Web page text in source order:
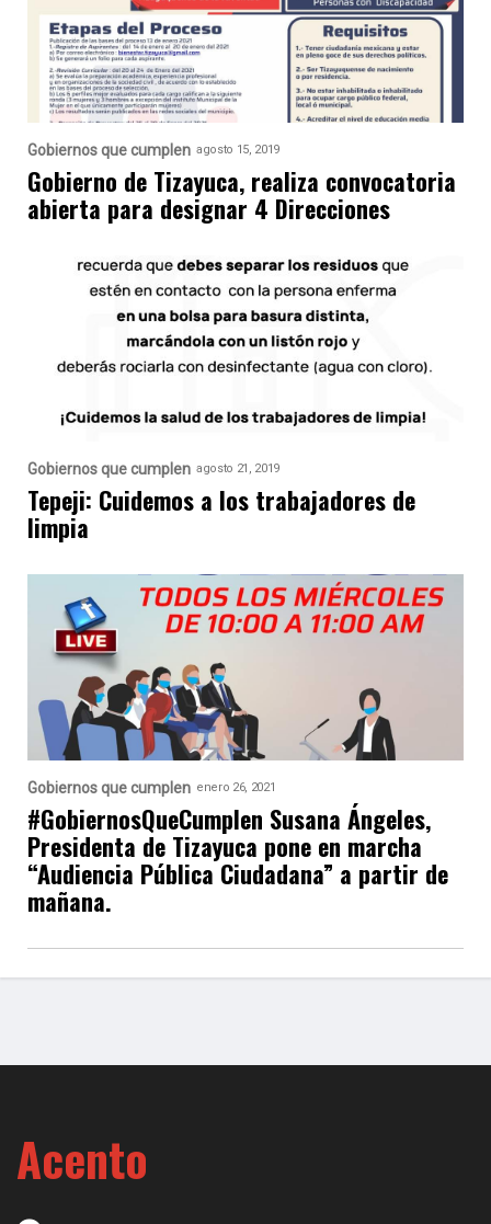
Gobiernos que cumplen agosto 15, 2019
Gobierno de Tizayuca, realiza convocatoria
abierta para designar 4 Direcciones
Gobiernos que cumplen agosto 21, 2019
Tepeji: Cuidemos a los trabajadores de
limpia
Gobiernos que cumplen enero 26, 2021
#GobiernosQueCumplen Susana Ángeles,
Presidenta de Tizayuca pone en marcha
“Audiencia Pública Ciudadana” a partir de
mañana.
Acento